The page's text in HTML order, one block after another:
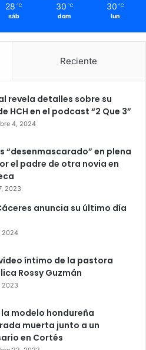
28 ℃
sáb
30 ℃
dom
30 ℃
lun
Reciente
revela detalles sobre su
HCH en el podcast “2 Que 3”
4, 2024
“desenmascarado” en plena
el padre de otra novia en
2023
anuncia su último día
2024
íntimo de la pastora
Rossy Guzmán
2023
la modelo hondureña
muerta junto a un
en Cortés